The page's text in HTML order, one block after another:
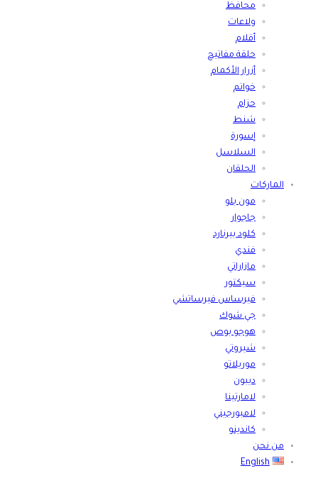
محافظ
ولاعات
أقلام
حلقة مفاتيح
أزرار الأكمام
خواتم
حزام
شنط
إسورة
السلاسل
الحلقان
الماركات
مون بلو
جاجوار
كلود بيرنارد
فندي
مازاراتي
سيكتور
فيرساس فيرساتشي
جي شوك
هوجو بوص
شيروتي
موريلاتو
ديبون
لامارتينا
لامبورجيني
كاندينو
من نحن
English